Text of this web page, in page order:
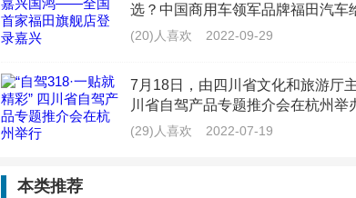
成启动困难。
也有顾虑，那就是充电宝的质量。如果温度过高，
况，这时反而导致更严重的损失。
选？中国商用车领军品牌福田汽车
头车企，福田汽车不但在品质上严
(20)人喜欢 2022-09-29
7月18日，由四川省文化和旅游厅
川省自驾产品专题推介会在杭州
都、雅安、甘孜等市州及沿线的主
(29)人喜欢 2022-07-19
本类推荐